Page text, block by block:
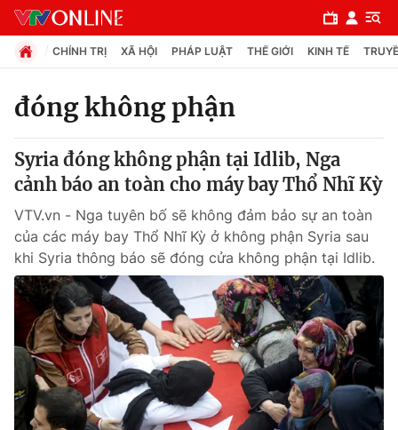
Chuyên mục
Chính trị
Xã hội
Pháp luật
Y tế
Thế giới
Tin tức
CHÍNH TRỊ XÃ HỘI PHÁP LUẬT THẾ GIỚI KINH TẾ
đóng không phận
Syria đóng không phận tại Idlib, Nga
cảnh báo an toàn cho máy bay Thổ Nhĩ Kỳ
VTV.vn - Nga tuyên bố sẽ không đảm bảo sự an toàn
của các máy bay Thổ Nhĩ Kỳ ở không phận Syria sau
khi Syria thông báo sẽ đóng cửa không phận tại Idlib.